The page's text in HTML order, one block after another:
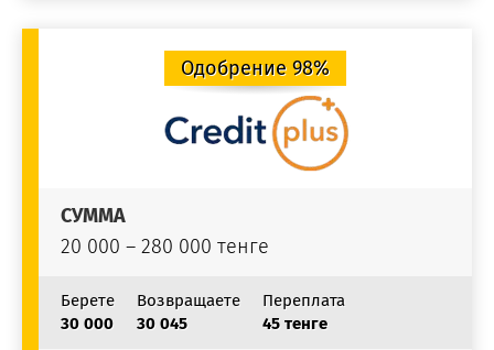
Одобрение 98%
СУММА
20 000 – 280 000 тенге
Берете
30 000
Возвращаете
30 045
Переплата
45 тенге